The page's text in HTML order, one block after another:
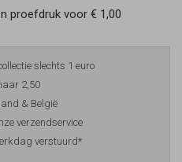
proefdruk voor € 1,00
slechts 1 euro
2,50
& België
verzendservice
verstuurd*